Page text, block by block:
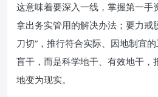
这意味着要深入一线，掌握第一手
拿出务实管用的解决办法；要力戒
刀切”，推行符合实际、因地制宜
盲干，而是科学地干、有效地干，
地变为现实。